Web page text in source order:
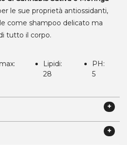
le sue proprietà antiossidanti,
come shampoo delicato ma
tutto il corpo.
Lipidi:
28
PH:
5